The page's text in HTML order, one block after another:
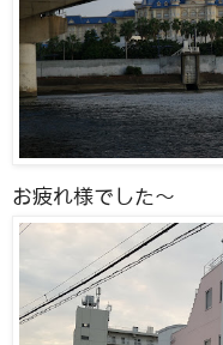
お疲れ様でした〜